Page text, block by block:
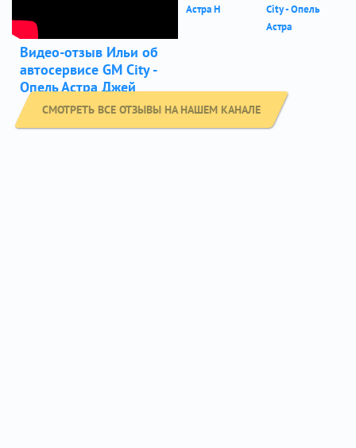
Видео-отзыв Ильи об
автосервисе GM City -
Опель Астра Джей
Астра Н
City - Опель
Астра
СМОТРЕТЬ ВСЕ ОТЗЫВЫ НА НАШЕМ КАНАЛЕ